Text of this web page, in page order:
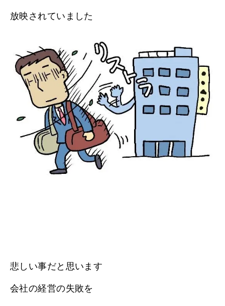
放映されていました
悲しい事だと思います
会社の経営の失敗を